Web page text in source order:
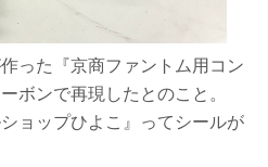
った『京商ファントム用コン
ボンで再現したとのこと。
ョップひよこ』ってシールが